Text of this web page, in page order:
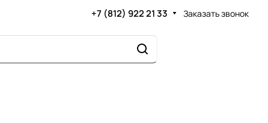
+7 (812) 922 21 33 Заказать звонок